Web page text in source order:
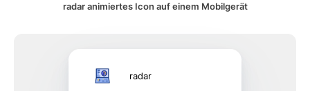
radar animiertes Icon auf einem Mobilgerät
radar